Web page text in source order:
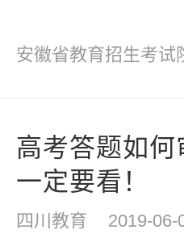
安徽省教育招生考试
高考答题如何
一定要看！
四川教育 2019-06-